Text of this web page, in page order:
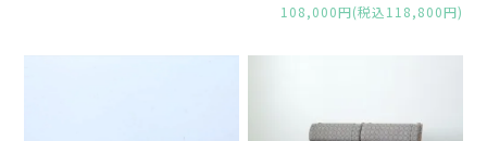
108,000円(税込118,800円)